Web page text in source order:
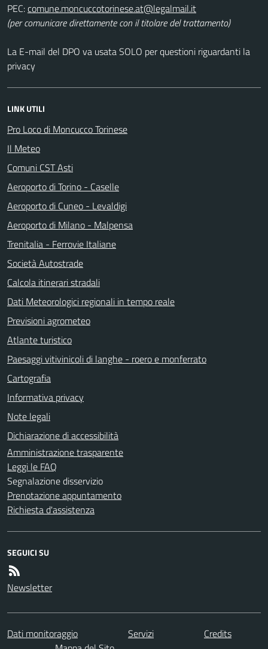
PEC:comune.moncuccotorinese.at@legalmail.it
(per comunicare direttamente con il titolare del trattamento)
La E-mail del DPO va usata SOLO per questioni riguardanti la
privacy
LINK UTILI
Pro Loco di Moncucco Torinese
Il Meteo
Comuni CST Asti
Aeroporto di Torino - Caselle
Aeroporto di Cuneo - Levaldigi
Aeroporto di Milano - Malpensa
Trenitalia - Ferrovie Italiane
Società Autostrade
Calcola itinerari stradali
Dati Meteorologici regionali in tempo reale
Previsioni agrometeo
Atlante turistico
Paesaggi vitivinicoli di langhe - roero e monferrato
Cartografia
Informativa privacy
Note legali
Dichiarazione di accessibilità
Amministrazione trasparente
Leggi le FAQ
Segnalazione disservizio
Prenotazione appuntamento
Richiesta d'assistenza
SEGUICI SU
Newsletter
Dati monitoraggio Servizi
Credits